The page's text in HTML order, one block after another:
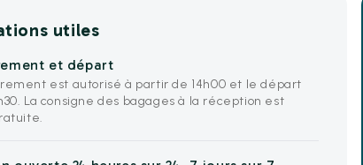
utiles
et départ
est autorisé à partir de 14h00 et le départ
La consigne des bagages à la réception est